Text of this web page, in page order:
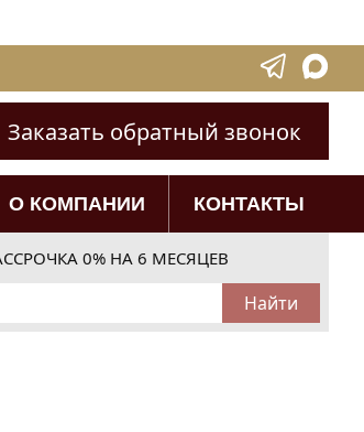
Заказать обратный звонок
О КОМПАНИИ КОНТАКТЫ
0% НА 6 МЕСЯЦЕВ